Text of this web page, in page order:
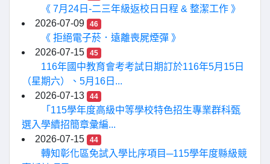
《 7月24日-二三年級返校日日程 & 整潔工作 》
2026-07-09
46
《 拒絕電子菸．遠離喪屍煙彈 》
2026-07-15
45
116年國中教育會考考試日期訂於116年5月15日
（星期六）、5月16日...
2026-07-13
44
「115學年度高級中等學校特色招生專業群科甄
選入學續招簡章彙編...
2026-07-15
44
轉知彰化區免試入學比序項目─115學年度縣級競